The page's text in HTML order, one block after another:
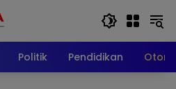
Politik Pendidikan